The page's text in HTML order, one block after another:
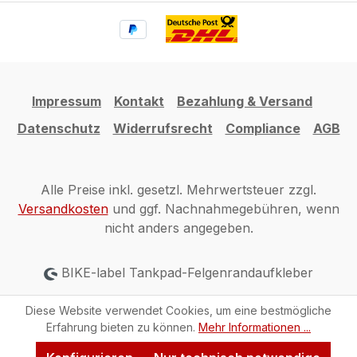
Impressum Kontakt
Bezahlung & Versand
Datenschutz
Widerrufsrecht Compliance AGB
Alle Preise inkl. gesetzl. Mehrwertsteuer zzgl.
Versandkostenund ggf. Nachnahmegebühren, wenn
nicht anders angegeben.
BIKE-label Tankpad-Felgenrandaufkleber
Diese Website verwendet Cookies, um eine bestmögliche
Erfahrung bieten zu können. Mehr Informationen ...